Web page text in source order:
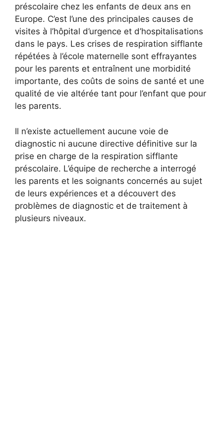
préscolaire chez les enfants de deux ans en
Europe. C’est l’une des principales causes de
visites à l’hôpital d’urgence et d’hospitalisations
dans le pays. Les crises de respiration sifflante
répétées à l’école maternelle sont effrayantes
pour les parents et entraînent une morbidité
importante, des coûts de soins de santé et une
qualité de vie altérée tant pour l’enfant que pour
les parents.
Il n’existe actuellement aucune voie de
diagnostic ni aucune directive définitive sur la
prise en charge de la respiration sifflante
préscolaire. L’équipe de recherche a interrogé
les parents et les soignants concernés au sujet
de leurs expériences et a découvert des
problèmes de diagnostic et de traitement à
plusieurs niveaux.